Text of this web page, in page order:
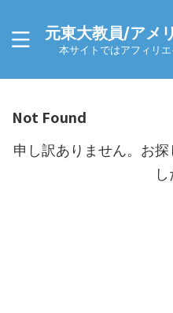
元東大教員/アメ
本サイトではアフィリ
Not Found
申し訳ありません。お
し